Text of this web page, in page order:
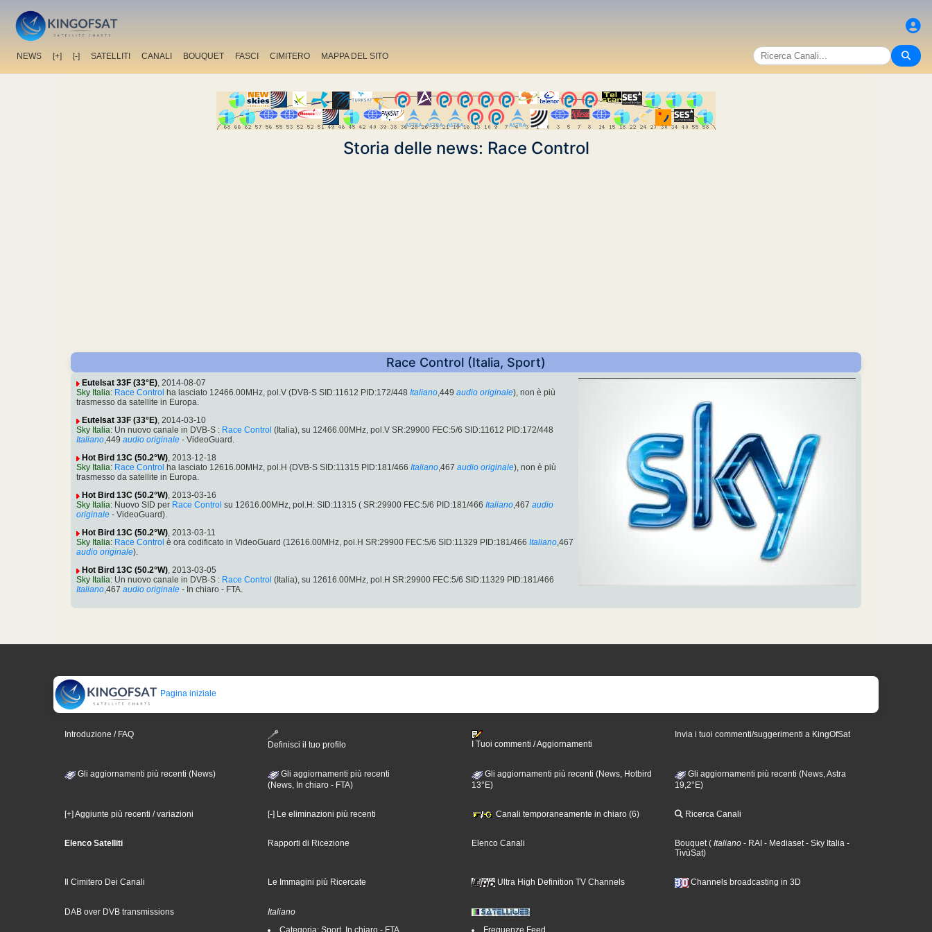
NEWS [+] [-] SATELLITI CANALI BOUQUET FASCI CIMITERO MAPPA DEL SITO
Storia delle news: Race Control
Race Control (Italia, Sport)
Eutelsat 33F (33°E), 2014-08-07
Sky Italia: Race Control ha lasciato 12466.00MHz, pol.V (DVB-S SID:11612 PID:172/448 Italiano,449 audio originale), non è più
trasmesso da satellite in Europa.
Eutelsat 33F (33°E), 2014-03-10
Sky Italia: Un nuovo canale in DVB-S : Race Control (Italia), su 12466.00MHz, pol.V SR:29900 FEC:5/6 SID:11612 PID:172/448
Italiano,449 audio originale - VideoGuard.
Hot Bird 13C (50.2°W), 2013-12-18
Sky Italia: Race Control ha lasciato 12616.00MHz, pol.H (DVB-S SID:11315 PID:181/466 Italiano,467 audio originale), non è più
trasmesso da satellite in Europa.
Hot Bird 13C (50.2°W), 2013-03-16
Sky Italia: Nuovo SID per Race Control su 12616.00MHz, pol.H: SID:11315 ( SR:29900 FEC:5/6 PID:181/466 Italiano,467 audio
originale - VideoGuard).
Hot Bird 13C (50.2°W), 2013-03-11
Sky Italia: Race Control è ora codificato in VideoGuard (12616.00MHz, pol.H SR:29900 FEC:5/6 SID:11329 PID:181/466 Italiano,467
audio originale).
Hot Bird 13C (50.2°W), 2013-03-05
Sky Italia: Un nuovo canale in DVB-S : Race Control (Italia), su 12616.00MHz, pol.H SR:29900 FEC:5/6 SID:11329 PID:181/466
Italiano,467 audio originale - In chiaro - FTA.
Pagina iniziale
Introduzione / FAQ
Definisci il tuo profilo
I Tuoi commenti / Aggiornamenti
Invia i tuoi commenti/suggerimenti a KingOfSat
Gli aggiornamenti più recenti (News)
Gli aggiornamenti più recenti
(News, In chiaro - FTA)
Gli aggiornamenti più recenti (News, Hotbird
13°E)
Gli aggiornamenti più recenti (News, Astra
19,2°E)
[+] Aggiunte più recenti / variazioni [-] Le eliminazioni più recenti Canali temporaneamente in chiaro (6) Ricerca Canali
Elenco Satelliti Rapporti di Ricezione Elenco Canali Bouquet( Italiano - RAI - Mediaset- Sky Italia -
TivùSat)
Il Cimitero Dei Canali Le Immagini più Ricercate Ultra High Definition TV Channels Channels broadcasting in 3D
DAB over DVB transmissions
Italiano
Categoria: Sport, In chiaro - FTA
Frequenze Feed